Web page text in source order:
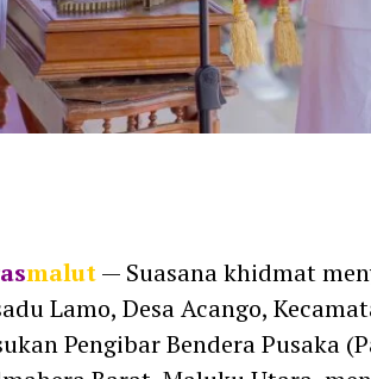
malut— Suasana khidmat
Lamo, Desa Acango,
Pengibar Bendera Pusaka